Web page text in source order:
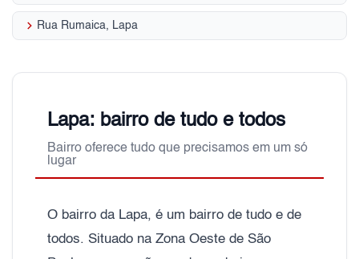
keyboard_arrow_right Rua Rumaica, Lapa
Lapa: bairro de tudo e todos
Bairro oferece tudo que precisamos em um só
lugar
O bairro da Lapa, é um bairro de tudo e de
todos. Situado na Zona Oeste de São